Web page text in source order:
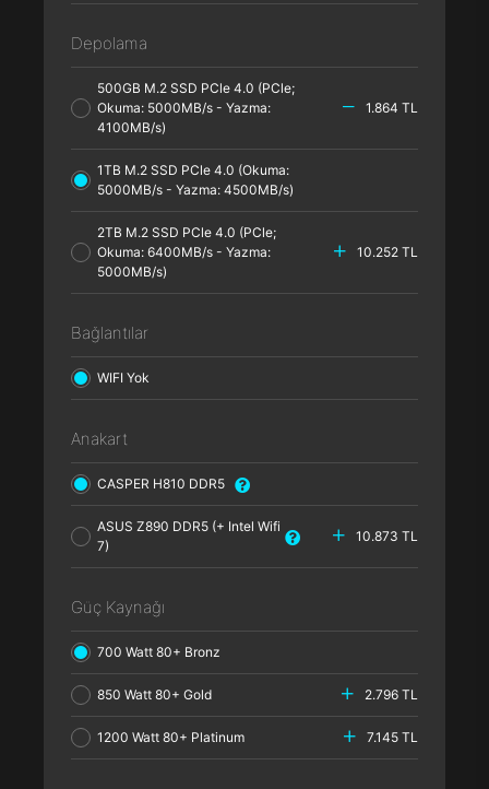
Depolama
500GB M.2 SSD PCle 4.0 (PCle;
Okuma: 5000MB/s - Yazma:
4100MB/s)
1.864 TL
1TB M.2 SSD PCle 4.0 (Okuma:
5000MB/s - Yazma: 4500MB/s)
2TB M.2 SSD PCle 4.0 (PCle;
Okuma: 6400MB/s - Yazma:
5000MB/s)
10.252 TL
Bağlantılar
WIFI Yok
Anakart
CASPER H810 DDR5
ASUS Z890 DDR5 (+ Intel Wifi
7)
10.873 TL
Güç Kaynağı
700 Watt 80+ Bronz
850 Watt 80+ Gold 2.796 TL
1200 Watt 80+ Platinum 7.145 TL